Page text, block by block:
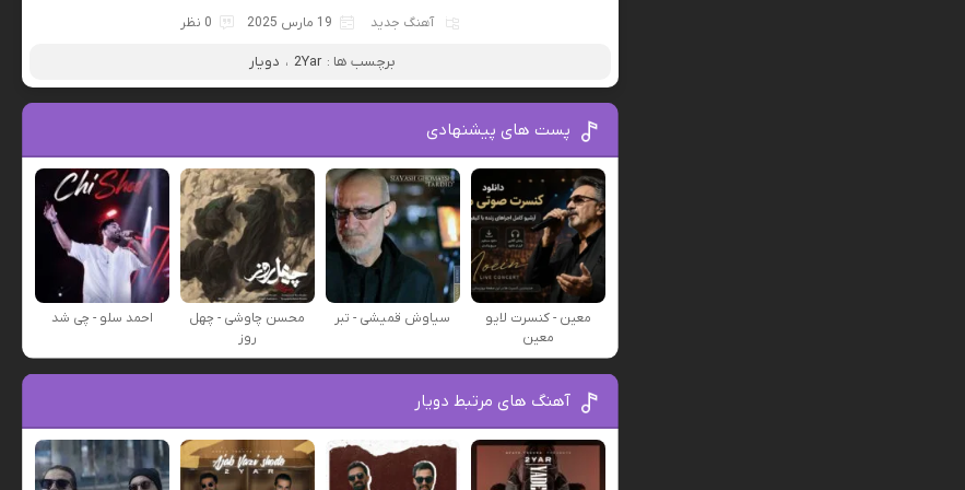
آهنگ جدید 19 مارس 2025 0 نظر
برچسب ها : 2Yar ، دویار
پست های پیشنهادی
معین - کنسرت لایو
معین
سیاوش قمیشی - تبر
محسن چاوشی - چهل
روز
احمد سلو - چی شد
آهنگ های مرتبط دویار